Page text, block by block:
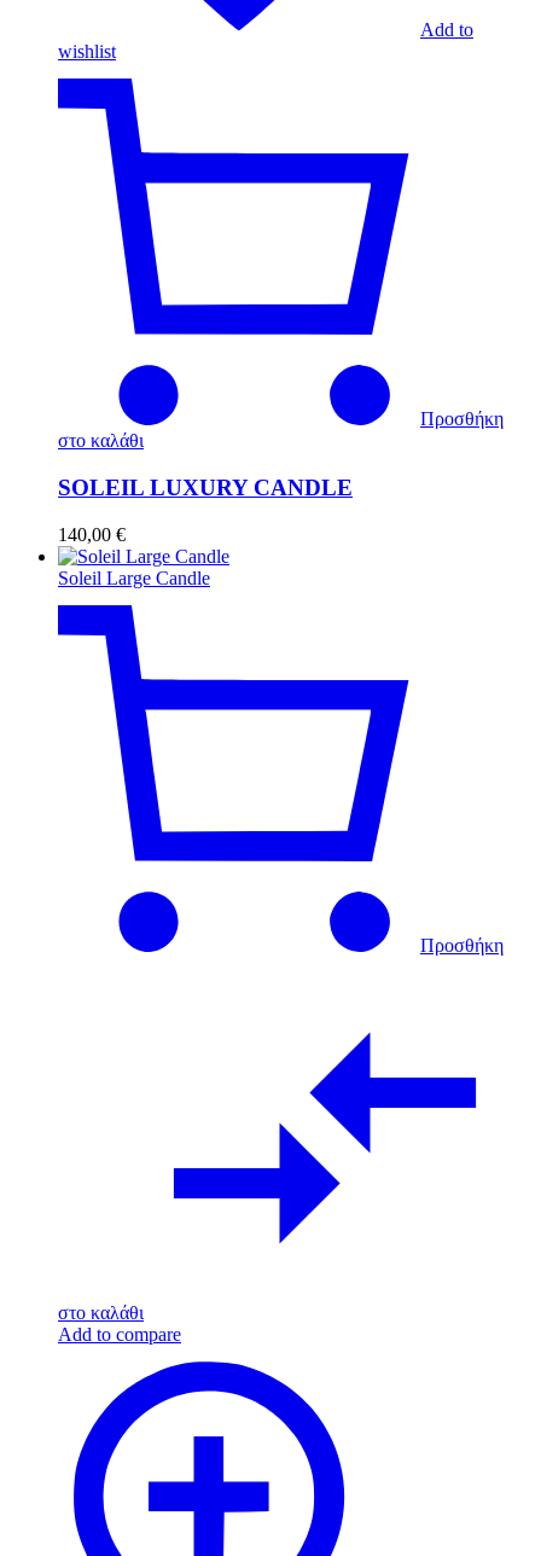
Add to
wishlist
Προσθήκη
στο καλάθι
SOLEIL LUXURY CANDLE
140,00 €
Soleil Large Candle
Προσθήκη
στο καλάθι
Add to compare